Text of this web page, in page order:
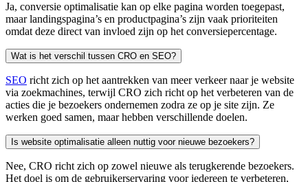
Ja, conversie optimalisatie kan op elke pagina worden toegepast,
maar landingspagina’s en productpagina’s zijn vaak prioriteiten
omdat deze direct van invloed zijn op het conversiepercentage.
Wat is het verschil tussen CRO en SEO?
SEO richt zich op het aantrekken van meer verkeer naar je website
via zoekmachines, terwijl CRO zich richt op het verbeteren van de
acties die je bezoekers ondernemen zodra ze op je site zijn. Ze
werken goed samen, maar hebben verschillende doelen.
Is website optimalisatie alleen nuttig voor nieuwe bezoekers?
Nee, CRO richt zich op zowel nieuwe als terugkerende bezoekers.
Het doel is om de gebruikerservaring voor iedereen te verbeteren,